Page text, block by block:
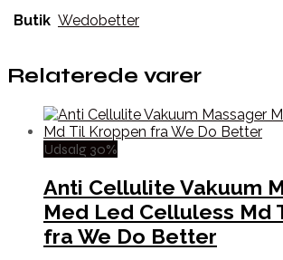
Butik Wedobetter
Relaterede varer
Udsalg 30%
Anti Cellulite Vakuum
Med Led Celluless Md
fra We Do Better